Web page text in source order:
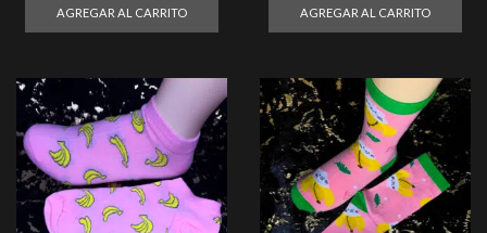
AGREGAR AL CARRITO AGREGAR AL CARRITO